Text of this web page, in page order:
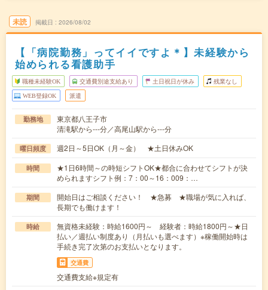
未読 掲載日 2026/08/02
【「病院勤務」ってイイですよ＊】未経験から
始められる看護助手
職種未経験OK 交通費別途支給あり 土日祝日が休み 残業なし
WEB登録OK 派遣
勤務地
東京都八王子市
清滝駅から---分／高尾山駅から---分
曜日頻度 週2日～5日OK（月～金） ★土日休みOK
時間
★1日6時間～の時短シフトOK★都合に合わせてシフトが決
められますシフト例：7：00～16：009：…
期間
開始日はご相談ください！ ★急募 ★職場が気に入れば、
長期でも働けます！
時給
無資格未経験：時給1600円～ 経験者：時給1800円～★日
払い／週払い制度あり（月払いも選べます）※稼働開始時は
手続き完了次第のお支払いとなります。
交通費
交通費支給※規定有